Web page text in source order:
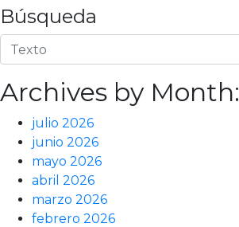
Búsqueda
Archives by Month:
julio 2026
junio 2026
mayo 2026
abril 2026
marzo 2026
febrero 2026